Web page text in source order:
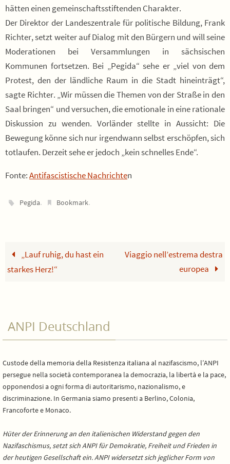
hätten einen gemeinschaftsstiftenden Charakter.
Der Direktor der Landeszentrale für politische Bildung, Frank
Richter, setzt weiter auf Dialog mit den Bürgern und will seine
Moderationen bei Versammlungen in sächsischen
Kommunen fortsetzen. Bei „Pegida“ sehe er „viel von dem
Protest, den der ländliche Raum in die Stadt hineinträgt“,
sagte Richter. „Wir müssen die Themen von der Straße in den
Saal bringen“ und versuchen, die emotionale in eine rationale
Diskussion zu wenden. Vorländer stellte in Aussicht: Die
Bewegung könne sich nur irgendwann selbst erschöpfen, sich
totlaufen. Derzeit sehe er jedoch „kein schnelles Ende“.
Fonte:Antifascistische Nachrichten
Pegida. Bookmark.
„Lauf ruhig, du hast ein
starkes Herz!“
Viaggio nell’estrema destra
europea
ANPI Deutschland
Custode della memoria della Resistenza italiana al nazifascismo, l’ANPI
persegue nella società contemporanea la democrazia, la libertà e la pace,
opponendosi a ogni forma di autoritarismo, nazionalismo, e
discriminazione. In Germania siamo presenti a Berlino, Colonia,
Francoforte e Monaco.
Hüter der Erinnerung an den italienischen Widerstand gegen den
Nazifaschismus, setzt sich ANPI für Demokratie, Freiheit und Frieden in
der heutigen Gesellschaft ein. ANPI widersetzt sich jeglicher Form von